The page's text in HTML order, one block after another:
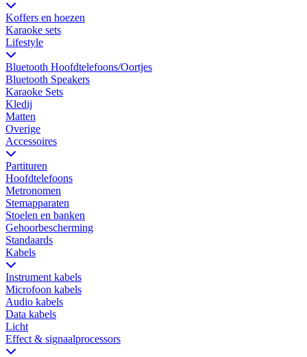
Koffers en hoezen
Karaoke sets
Lifestyle
Bluetooth Hoofdtelefoons/Oortjes
Bluetooth Speakers
Karaoke Sets
Kledij
Matten
Overige
Accessoires
Partituren
Hoofdtelefoons
Metronomen
Stemapparaten
Stoelen en banken
Gehoorbescherming
Standaards
Kabels
Instrument kabels
Microfoon kabels
Audio kabels
Data kabels
Licht
Effect & signaalprocessors